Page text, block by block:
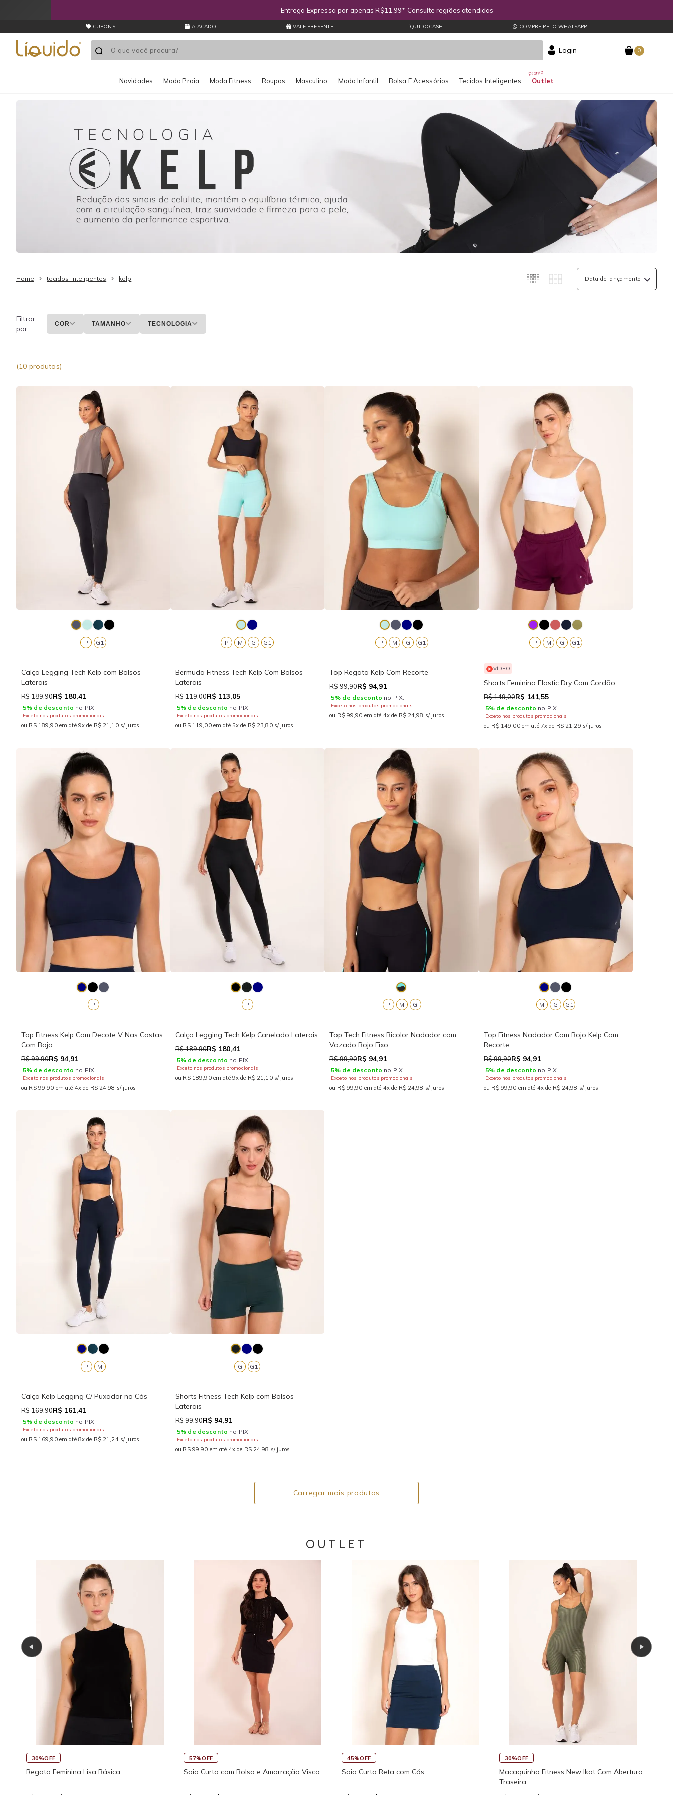
Inteligentes
Entrega Expressa por apenas R$11,99* Consulte regiões atendidas
CUPONS ATACADO VALE PRESENTE LÍQUIDOCASH COMPRE PELO WHATSAPP
Login 0
Novidades Bolsa E Acessórios
Masculino Moda Infantil
Roupas
Moda Fitness Outlet
Moda Praia Tecidos Inteligentes
Home tecidos-inteligentes kelp
Filtrar
por
TECNOLOGIA
COR TAMANHO
(10 produtos)
P G1
Calça Legging Tech Kelp com Bolsos
Laterais
R$ 189,90R$ 180,41
5% de desconto no PIX.
Exceto nos produtos promocionais
ou R$ 189,90 em até 9x de R$ 21,10 s/ juros
P M G G1
Bermuda Fitness Tech Kelp Com Bolsos
Laterais
R$ 119,00R$ 113,05
5% de desconto no PIX.
Exceto nos produtos promocionais
ou R$ 119,00 em até 5x de R$ 23,80 s/ juros
P G1
M G
Top Regata Kelp Com Recorte
R$ 99,90R$ 94,91
5% de desconto no PIX.
Exceto nos produtos promocionais
ou R$ 99,90 em até 4x de R$ 24,98 s/ juros
G
P G1
M
VÍDEO
Shorts Feminino Elastic Dry Com Cordão
R$ 149,00R$ 141,55
5% de desconto no PIX.
Exceto nos produtos promocionais
ou R$ 149,00 em até 7x de R$ 21,29 s/ juros
P
Top Fitness Kelp Com Decote V Nas Costas
Com Bojo
R$ 99,90R$ 94,91
5% de desconto no PIX.
Exceto nos produtos promocionais
ou R$ 99,90 em até 4x de R$ 24,98 s/ juros
P
Calça Legging Tech Kelp Canelado Laterais
R$ 189,90R$ 180,41
5% de desconto no PIX.
Exceto nos produtos promocionais
ou R$ 189,90 em até 9x de R$ 21,10 s/ juros
M
P G
Top Tech Fitness Bicolor Nadador com
Vazado Bojo Fixo
R$ 99,90R$ 94,91
5% de desconto no PIX.
Exceto nos produtos promocionais
ou R$ 99,90 em até 4x de R$ 24,98 s/ juros
G1
G
M
Top Fitness Nadador Com Bojo Kelp Com
Recorte
R$ 99,90R$ 94,91
5% de desconto no PIX.
Exceto nos produtos promocionais
ou R$ 99,90 em até 4x de R$ 24,98 s/ juros
P M
Calça Kelp Legging C/ Puxador no Cós
R$ 169,90R$ 161,41
5% de desconto no PIX.
Exceto nos produtos promocionais
ou R$ 169,90 em até 8x de R$ 21,24 s/ juros
G1
G
Shorts Fitness Tech Kelp com Bolsos
Laterais
R$ 99,90R$ 94,91
5% de desconto no PIX.
Exceto nos produtos promocionais
ou R$ 99,90 em até 4x de R$ 24,98 s/ juros
Carregar mais produtos
OUTLET
30%OFF
Regata Feminina Lisa Básica
57%OFF
Saia Curta com Bolso e Amarração Visco
45%OFF
Saia Curta Reta com Cós
30%OFF
Macaquinho Fitness New Ikat Com Abertura
Traseira